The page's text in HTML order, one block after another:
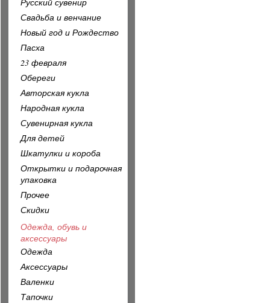
Свадьба и венчание
Новый год и Рождество
Пасха
23 февраля
Обереги
Авторская кукла
Народная кукла
Сувенирная кукла
Для детей
Шкатулки и короба
Открытки и подарочная
упаковка
Прочее
Скидки
Одежда, обувь и
аксессуары
Одежда
Аксессуары
Валенки
Тапочки